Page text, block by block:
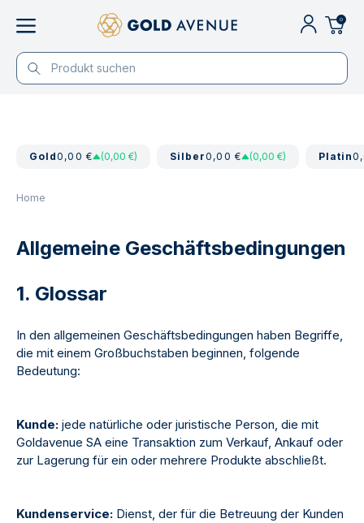
0
Gold0,00 € (0,00 €) Silber0,00 € (0,00 €) Platin
Home
Allgemeine Geschäftsbedingungen
1. Glossar
In den allgemeinen Geschäftsbedingungen haben Begriffe,
die mit einem Großbuchstaben beginnen, folgende
Bedeutung:
Kunde: jede natürliche oder juristische Person, die mit
Goldavenue SA eine Transaktion zum Verkauf, Ankauf oder
zur Lagerung für ein oder mehrere Produkte abschließt.
Kundenservice: Dienst, der für die Betreuung der Kunden